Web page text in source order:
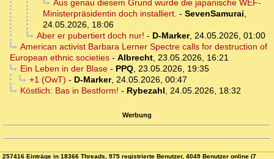
Aus genau diesem Grund wurde die japanische WEF-
Ministerpräsidentin doch installiert. - SevenSamurai,
24.05.2026, 18:06
Aber er pubertiert doch nur! - D-Marker, 24.05.2026, 01:00
American activist Barbara Lerner Spectre calls for destruction of
European ethnic societies - Albrecht, 23.05.2026, 16:21
Ein Leben in der Blase- PPQ, 23.05.2026, 19:35
+1 (OwT) - D-Marker, 24.05.2026, 00:47
Köstlich: Bas in Bestform! - Rybezahl, 24.05.2026, 18:32
Werbung
257416 Einträge in 18366 Threads, 975 registrierte Benutzer, 4049 Benutzer online (7